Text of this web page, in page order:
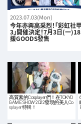
2023.07.03(Mon)
今年亦興高采烈！「彩虹社
3」開催決定！7月3日(一
援GOODS發售
高質素的Cosplayer們！在TOKYO
GAME SHOW 2022發現的美人Co
splayer特輯！